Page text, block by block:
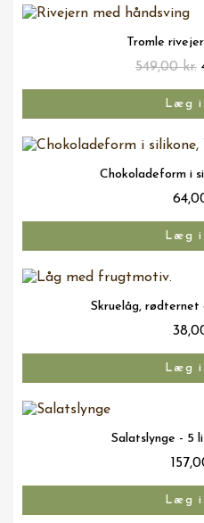
Vis
Tromle
549,00 kr.
Læg i
Vis
Chokoladeform i
Læg i
Vis
Skruelåg, rødternet
Læg i
Vis
Salatslynge - 5
Læg i